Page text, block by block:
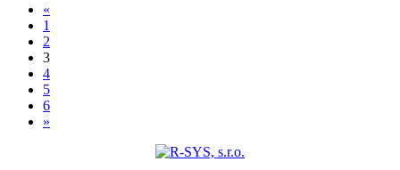
«
1
2
3
4
5
6
»